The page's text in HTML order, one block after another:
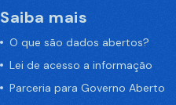
Saiba mais
O que são dados abertos?
Lei de acesso a informação
Parceria para Governo Aberto